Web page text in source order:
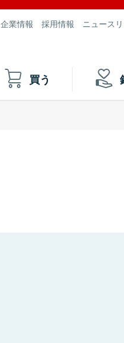
企業情報 採用情報 ニュース
買う